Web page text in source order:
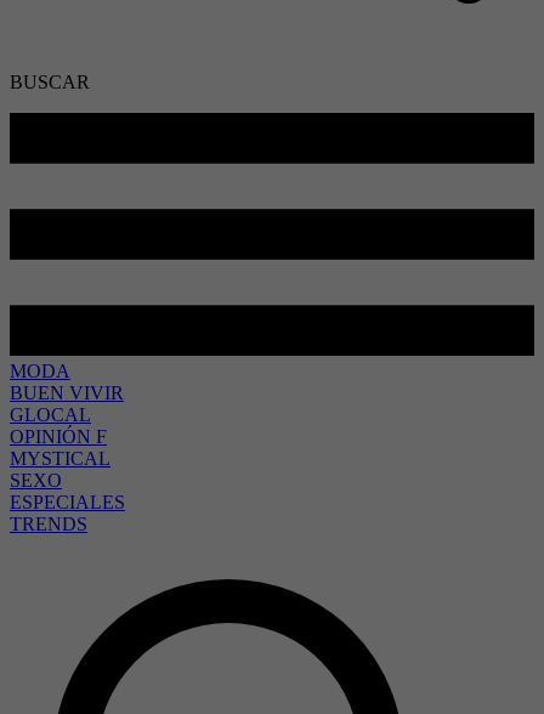
BUSCAR
MODA
BUEN VIVIR
GLOCAL
OPINIÓN F
MYSTICAL
SEXO
ESPECIALES
TRENDS